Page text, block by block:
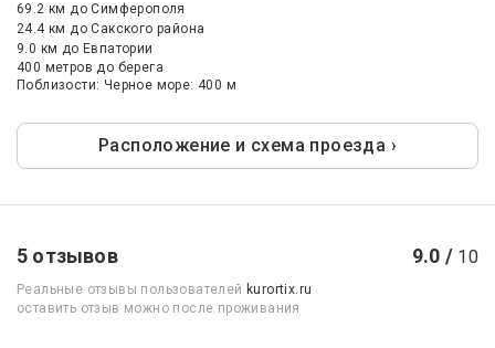
69.2 кмдо Симферополя
24.4 кмдо Сакского района
9.0 км до Евпатории
400 метров до берега
Поблизости: Черное море: 400 м
Расположение и схема проезда ›
5 отзывов 9.0 / 10
Реальные отзывы пользователей kurortix.ru
оставить отзыв можно после проживания